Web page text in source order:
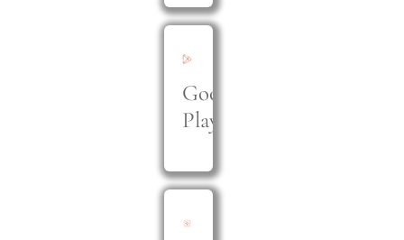
Google
Play